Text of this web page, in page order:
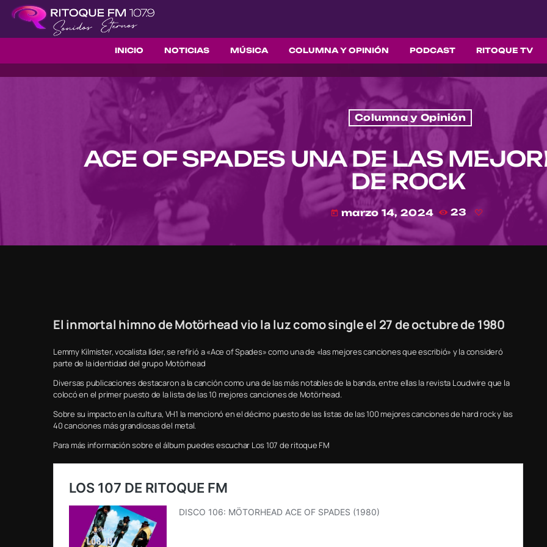
INICIO NOTICIAS MÚSICA COLUMNA Y OPINIÓN PODCAST RITOQUE TV
Columna y Opinión
ACE OF SPADES UNA DE LAS
DE ROCK
today marzo 14, 2024 23
El inmortal himno de Motörhead vio la luz como single el 27 de octubre de 1980
Lemmy Kilmister, vocalista líder, se refirió a «Ace of Spades» como una de «las mejores canciones que escribió» y la consideró
parte de la identidad del grupo Motörhead
Diversas publicaciones destacaron a la canción como una de las más notables de la banda, entre ellas la revista Loudwire que la
colocó en el primer puesto de la lista de las 10 mejores canciones de Motörhead.
Sobre su impacto en la cultura, VH1 la mencionó en el décimo puesto de las listas de las 100 mejores canciones de hard rock y las
40 canciones más grandiosas del metal.
Para más información sobre el álbum puedes escuchar Los 107 de ritoque FM